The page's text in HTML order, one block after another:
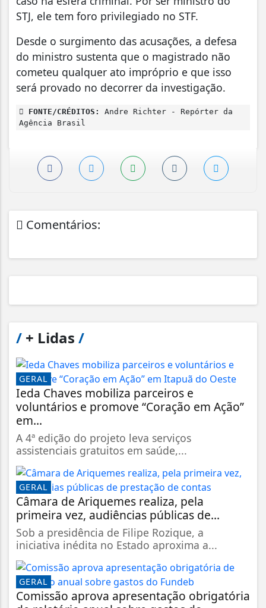
STJ, ele tem foro privilegiado no STF.
Desde o surgimento das acusações, a defesa
do ministro sustenta que o magistrado não
cometeu qualquer ato impróprio e que isso
será provado no decorrer da investigação.
FONTE/CRÉDITOS:
Andre Richter - Repórter da
Agência Brasil
Comentários:
/ + Lidas /
GERAL
Ieda Chaves mobiliza parceiros e
voluntários e promove “Coração em Ação”
em...
A 4ª edição do projeto leva serviços
assistenciais gratuitos em saúde,...
GERAL
Câmara de Ariquemes realiza, pela
primeira vez, audiências públicas de...
Sob a presidência de Filipe Rozique, a
iniciativa inédita no Estado aproxima a...
GERAL
Comissão aprova apresentação obrigatória